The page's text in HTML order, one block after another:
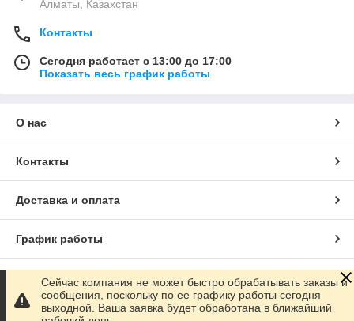
Алматы, Казахстан
Контакты
Сегодня работает с 13:00 до 17:00
Показать весь график работы
О нас
Контакты
Доставка и оплата
График работы
Полная версия сайта
Сайт создан на маркетплейсе Satu.kz
Сейчас компания не может быстро обрабатывать заказы и
сообщения, поскольку по ее графику работы сегодня
выходной. Ваша заявка будет обработана в ближайший